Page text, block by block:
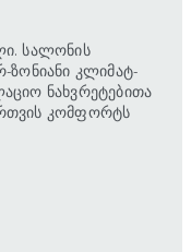
სალონის
ზონიანი კლიმატ-
ნახვრეტებითა
კომფორტს